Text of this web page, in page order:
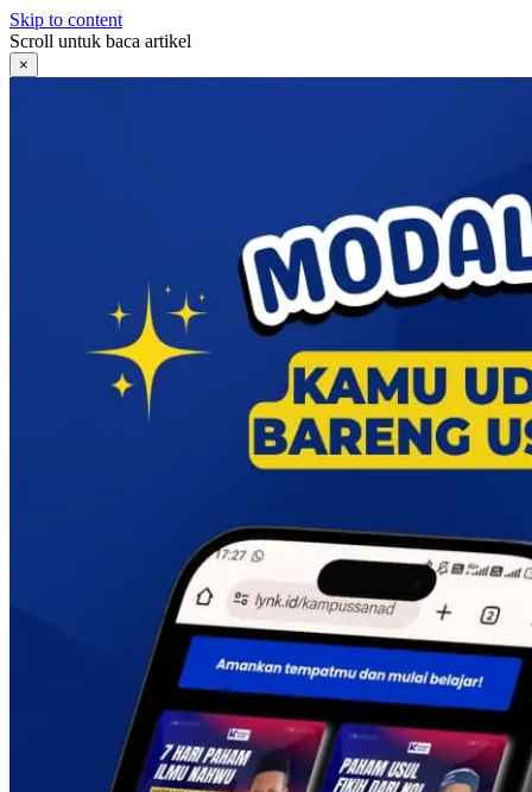
Skip to content
Scroll untuk baca artikel
×